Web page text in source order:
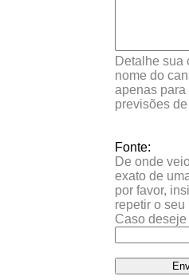
Detalhe sua
nome do
apenas
previsões
Fonte:
De onde
exato de
por favor,
repetir o seu
Caso